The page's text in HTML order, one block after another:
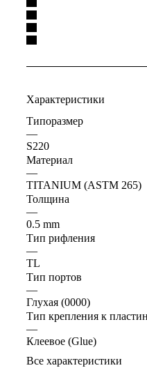
Характеристики
Типоразмер
—
S220
Материал
—
TITANIUM (ASTM 265)
Толщина
—
0.5 mm
Тип рифления
—
TL
Тип портов
—
Глухая (0000)
Тип крепления к
—
Клеевое (Glue)
Все характеристики